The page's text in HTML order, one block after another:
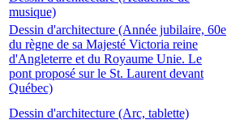
musique)
Dessin d'architecture (Année jubilaire, 60e
du règne de sa Majesté Victoria reine
d'Angleterre et du Royaume Unie. Le
pont proposé sur le St. Laurent devant
Québec)
Dessin d'architecture (Arc, tablette)